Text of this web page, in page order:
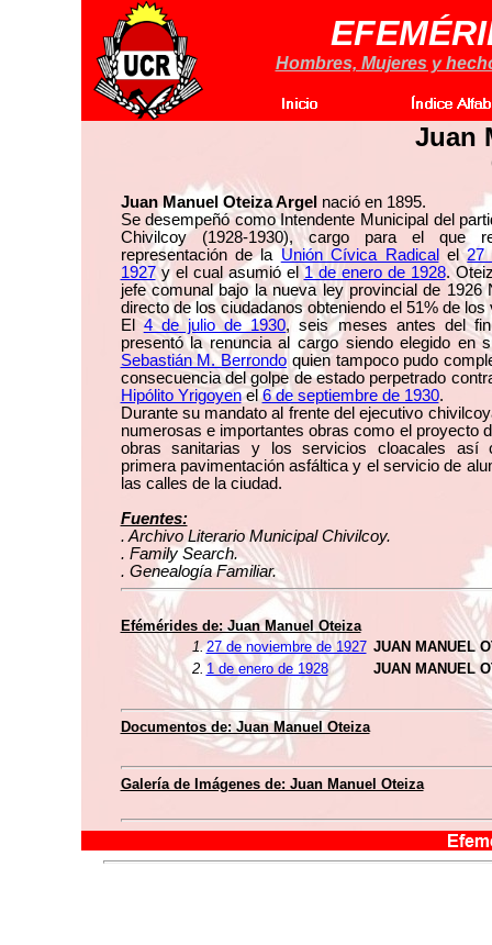
Hombres, Mujeres y
Juan
Juan Manuel Oteiza Argel nació en 1895.
Se desempeñó como Intendente Municipal del
Chivilcoy (1928-1930), cargo para el que
representación de la Unión Cívica Radical el27
1927y el cual asumió el 1 de enero de 1928.
jefe comunal bajo la nueva ley provincial de 1926
directo de los ciudadanos obteniendo el 51% de los
El 4 de julio de 1930, seis meses antes del
presentó la renuncia al cargo siendo elegido en
Sebastián M. Berrondo quien tampoco pudo
consecuencia del golpe de estado perpetrado
Hipólito Yrigoyenel6 de septiembre de 1930.
Durante su mandato al frente del ejecutivo
numerosas e importantes obras como el proyecto
obras sanitarias y los servicios cloacales así
primera pavimentación asfáltica y el servicio de
las calles de la ciudad.
Fuentes:
. Archivo Literario Municipal Chivilcoy.
. Family Search.
. Genealogía Familiar.
Efémérides de: Juan Manuel Oteiza
1.27 de noviembre de 1927 JUAN MANUEL
2. 1 de enero de 1928 JUAN MANUEL
Documentos de: Juan Manuel Oteiza
Galería de Imágenes de: Juan Manuel Oteiza